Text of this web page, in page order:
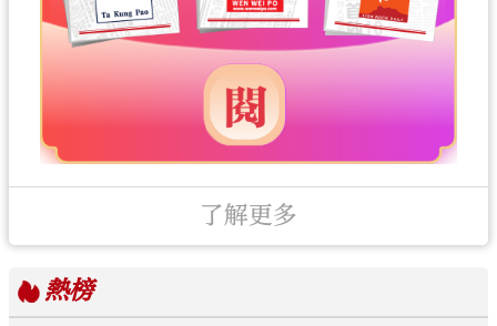
了解更多
熱榜